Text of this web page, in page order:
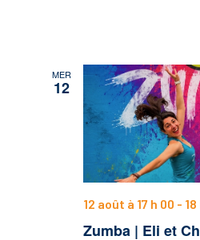
MER
12
Zumba | Eli et
12 août à 17 h 00 -